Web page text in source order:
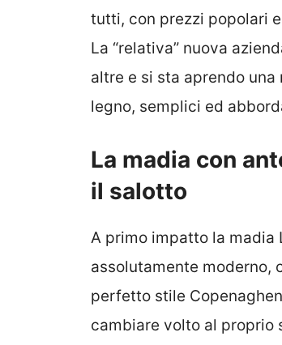
tutti, con prezzi popolari
La “relativa” nuova
altre e si sta aprendo
legno, semplici ed
La madia con
il salotto
A primo impatto la madia
assolutamente moderno,
perfetto stile
cambiare volto al proprio